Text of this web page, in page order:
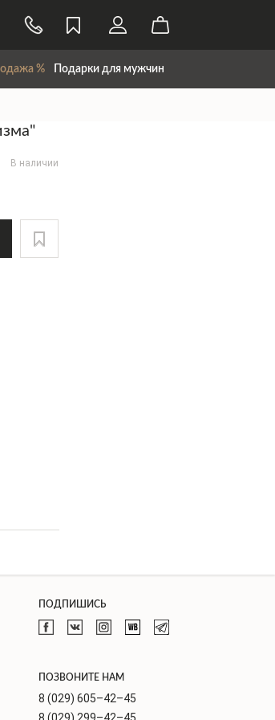
% Подарки для мужчин
В наличии
ПОДПИШИСЬ
ПОЗВОНИТЕ НАМ
8 (029) 605–42–45